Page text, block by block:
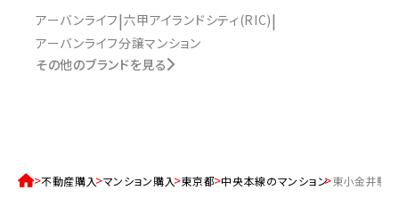
アーバンライフ 六甲アイランドシティ(RIC)
アーバンライフ分譲マンション
その他のブランドを見る
不動産購入 マンション購入 東京都 中央本線のマンション 東小金井駅